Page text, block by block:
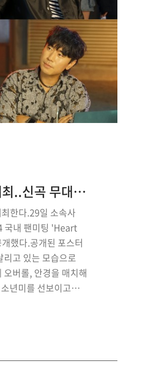
서인국, 7월 6일 韓 팬미팅 개최..신곡 무대 최초 공개
한다.29일 소속사
국내 팬미팅 'Heart
했다.공개된 포스터
고 있는 모습으로
버롤, 안경을 매치해
년미를 선보이고